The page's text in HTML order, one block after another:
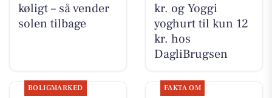
køligt – så vender
solen tilbage
kr. og Yoggi
yoghurt til kun 12
kr. hos
DagliBrugsen
BOLIGMARKED FAKTA OM